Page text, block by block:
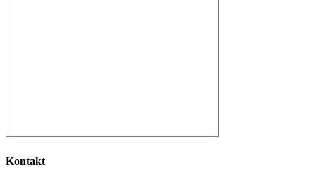
Kontakt